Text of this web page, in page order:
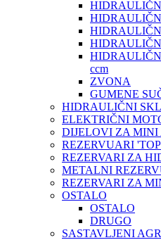
ccm
ZVONA
GUMENE
HIDRAULIČNI
ELEKTRIČNI
DIJELOVI ZA MINI
REZERVUARI
REZERVARI ZA
METALNI
REZERVARI ZA
OSTALO
OSTALO
DRUGO
SASTAVLJENI